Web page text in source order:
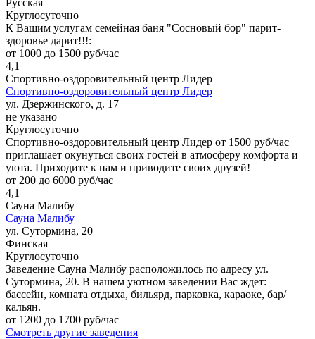
Круглосуточно
К Вашим услугам семейная баня "Сосновый бор" парит-
здоровье дарит!!!:
от 1000 до 1500 руб/час
4,1
Спортивно-оздоровительный центр Лидер
Спортивно-оздоровительный центр Лидер
ул. Дзержинского, д. 17
не указано
Круглосуточно
Cпортивно-оздоровительный центр Лидер от 1500 руб/час
приглашает окунуться своих гостей в атмосферу комфорта и
уюта. Приходите к нам и приводите своих друзей!
от 200 до 6000 руб/час
4,1
Сауна Малибу
Сауна Малибу
ул. Сутормина, 20
Финская
Круглосуточно
Заведение Сауна Малибу расположилось по адресу ул.
Сутормина, 20. В нашем уютном заведении Вас ждет:
бассейн, комната отдыха, бильярд, парковка, караоке, бар/
кальян.
от 1200 до 1700 руб/час
Смотреть другие заведения